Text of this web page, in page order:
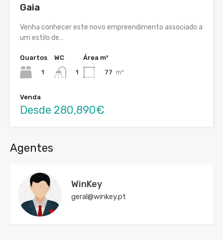
Gaia
Venha conhecer este novo empreendimento associado a
um estilo de…
Quartos
1
WC
1
Área m²
77 m²
Venda
Desde 280,890€
Agentes
WinKey
geral@winkey.pt